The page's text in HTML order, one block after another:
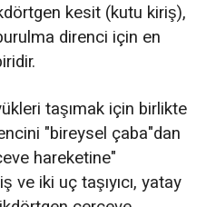
kesit (kutu kiriş),
direnci için en
taşımak için birlikte
"bireysel çaba"dan
hareketine"
ve iki uç taşıyıcı, yatay